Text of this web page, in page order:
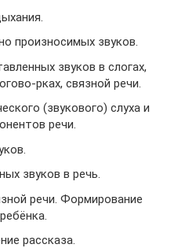
произносимых звуков.
звуков в слогах,
рках, связной речи.
(звукового) слуха и
речи.
звуков в речь.
речи. Формирование
рассказа.